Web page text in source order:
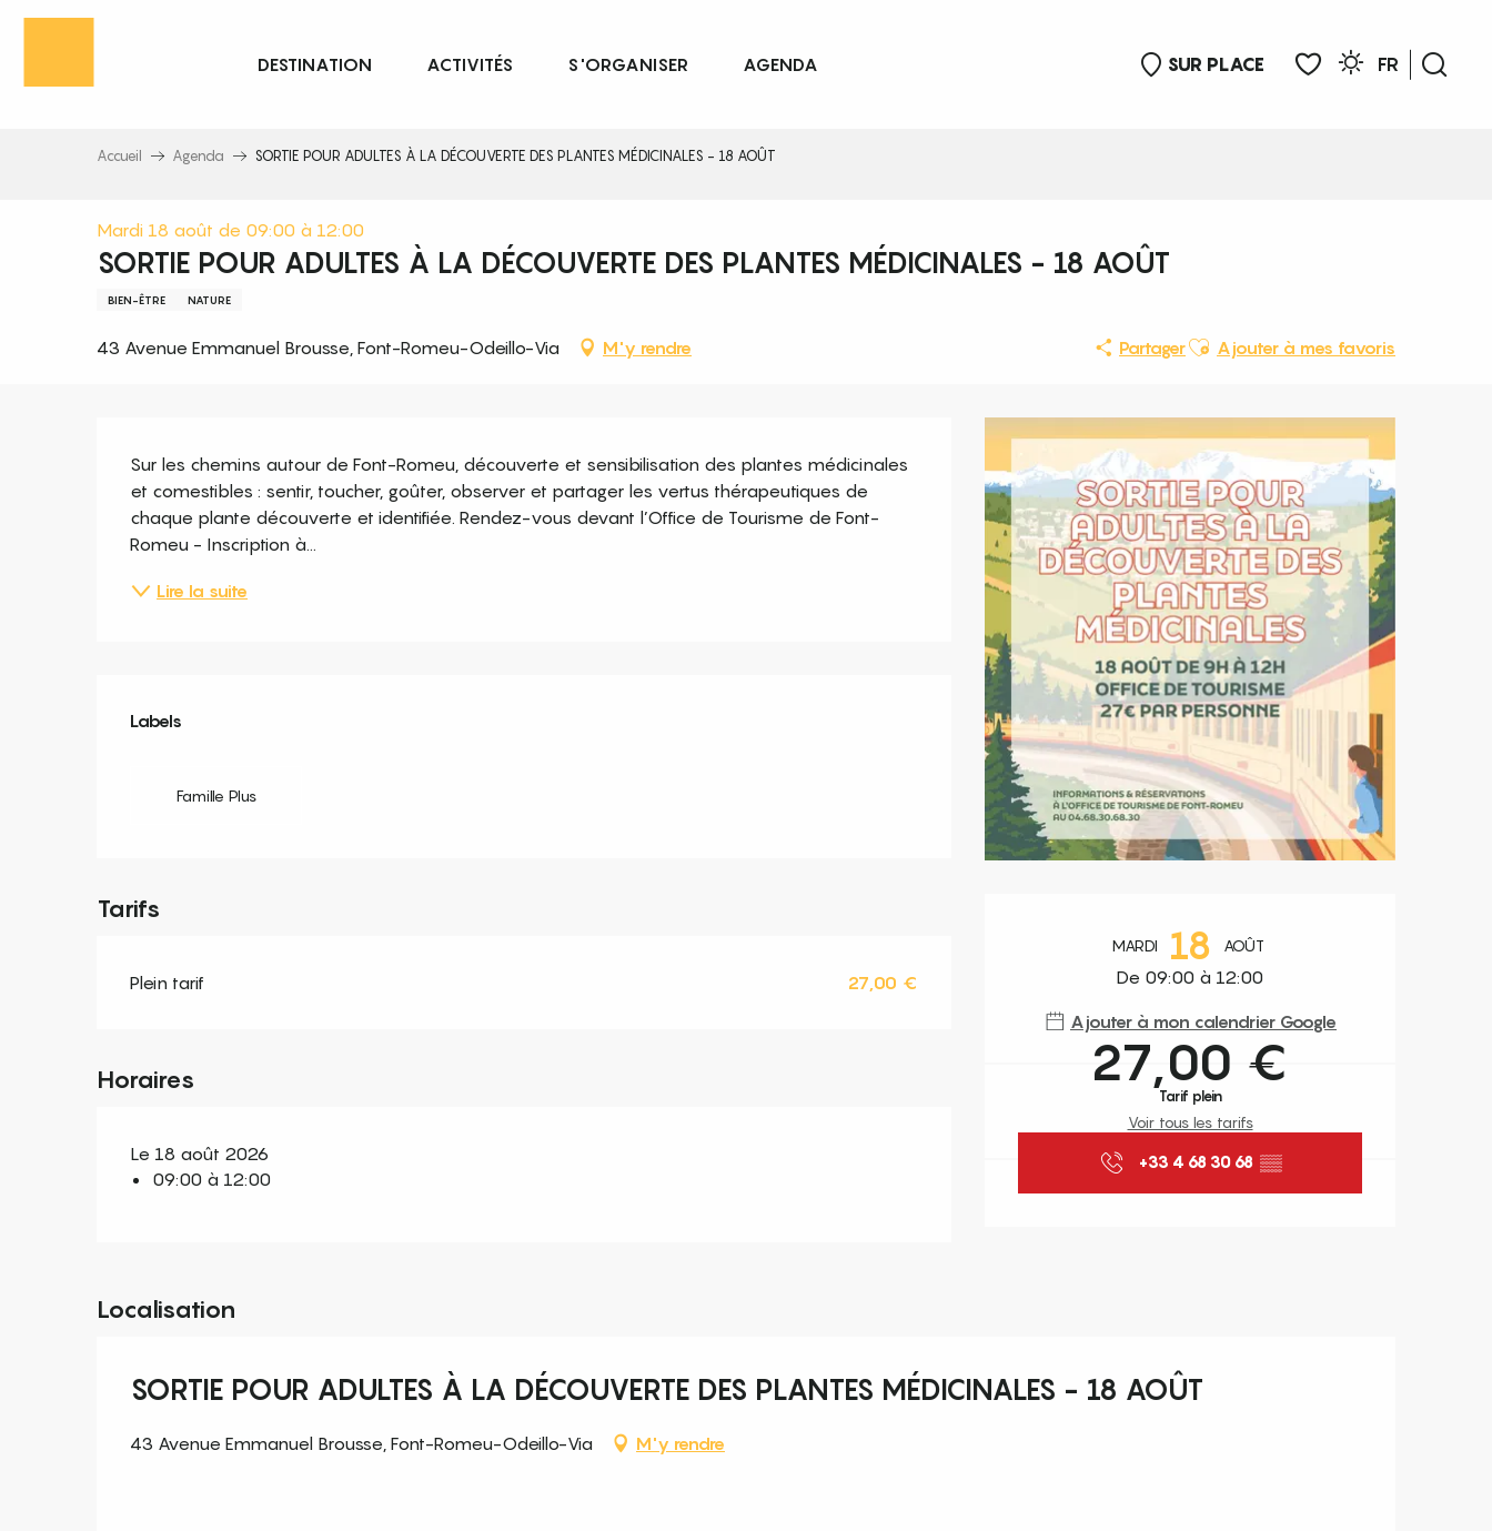
Aller
principal
SUR PLACE
FR
DESTINATION ACTIVITÉS S'ORGANISER AGENDA
Accueil Agenda SORTIE POUR ADULTES À LA DÉCOUVERTE DES PLANTES MÉDICINALES - 18 AOÛT
Mardi 18 août de 09:00 à 12:00
SORTIE POUR ADULTES À LA DÉCOUVERTE DES PLANTES MÉDICINALES - 18 AOÛT
BIEN-ÊTRE NATURE
43 Avenue Emmanuel Brousse, Font-Romeu-Odeillo-Via M'y rendre PartagerAjouter aux favoris
Ajouter à mes favoris
Ouverture et coordonnées
MARDI 18 AOÛT
De 09:00 à 12:00
Ajouter à mon calendrier Google
27,00 €
Tarif plein
Voir tous les tarifs
+33 4 68 30 68 ▒▒
Description
Sur les chemins autour de Font-Romeu, découverte et sensibilisation des plantes médicinales
et comestibles : sentir, toucher, goûter, observer et partager les vertus thérapeutiques de
chaque plante découverte et identifiée. Rendez-vous devant l’Office de Tourisme de Font-
Romeu - Inscription à...
Lire la suite
Offres de prestations
Labels
Labels
Famille Plus
Tarifs
Plein tarif 27,00 €
Horaires
Le 18 août 2026
09:00 à 12:00
Localisation
SORTIE POUR ADULTES À LA DÉCOUVERTE DES PLANTES MÉDICINALES - 18 AOÛT
43 Avenue Emmanuel Brousse, Font-Romeu-Odeillo-Via M'y rendre